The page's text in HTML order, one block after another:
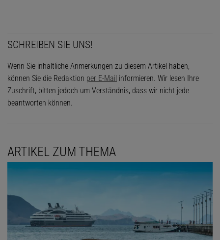
SCHREIBEN SIE UNS!
Wenn Sie inhaltliche Anmerkungen zu diesem Artikel haben,
können Sie die Redaktion per E-Mail informieren. Wir lesen Ihre
Zuschrift, bitten jedoch um Verständnis, dass wir nicht jede
beantworten können.
ARTIKEL ZUM THEMA